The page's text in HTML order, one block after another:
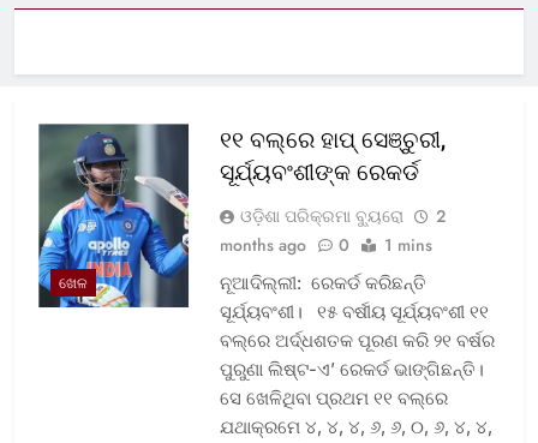
ଖେଳ
୧୧ ବଲ୍‌ରେ ହାପ୍ ସେଞ୍ଚୁରୀ,
ସୂର୍ଯ୍ୟବଂଶୀଙ୍କ ରେକର୍ଡ
ଓଡ଼ିଶା ପରିକ୍ରମା ବ୍ୟୁରୋ
2
months ago
0 1 mins
ନୂଆଦିଲ୍ଲୀ: ରେକର୍ଡ କରିଛନ୍ତି
ସୂର୍ଯ୍ୟବଂଶୀ। ୧୫ ବର୍ଷୀୟ ସୂର୍ଯ୍ୟବଂଶୀ ୧୧
ବଲ୍‌ରେ ଅର୍ଦ୍ଧଶତକ ପୂରଣ କରି ୨୧ ବର୍ଷର
ପୁରୁଣା ଲିଷ୍ଟ-ଏ’ ରେକର୍ଡ ଭାଙ୍ଗିଛନ୍ତି।
ସେ ଖେଳିଥିବା ପ୍ରଥମ ୧୧ ବଲ୍‌ରେ
ଯଥାକ୍ରମେ ୪, ୪, ୪, ୬, ୬, ୦, ୬, ୪, ୪,